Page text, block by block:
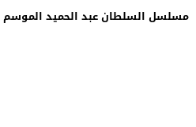
مسلسل السلطان عبد الحميد الموسم